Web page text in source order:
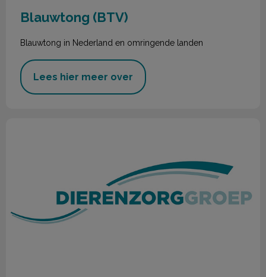
Blauwtong (BTV)
Blauwtong in Nederland en omringende landen
Lees hier meer over